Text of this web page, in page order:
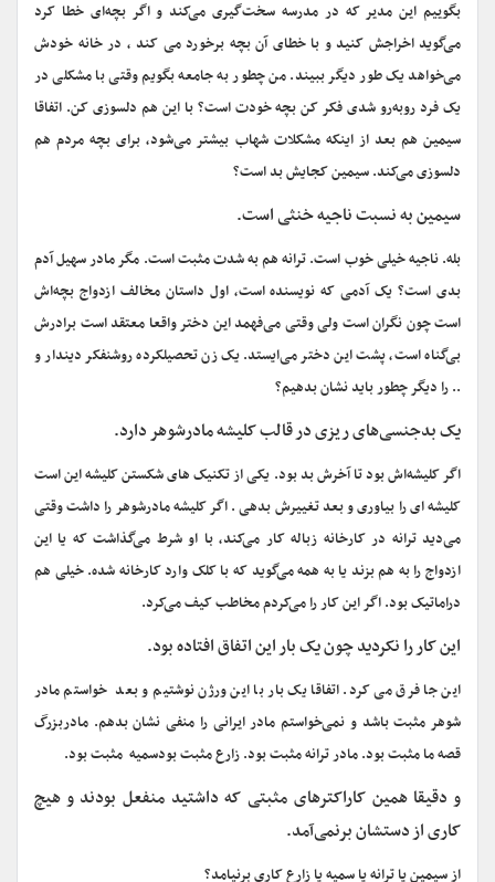
بگوییم این مدیر که در مدرسه سخت‌گیری می‌کند و اگر بچه‌ای خطا کرد
می‌گوید اخراجش کنید و با خطای آن بچه برخورد می کند ، در خانه خودش
می‌خواهد یک طور دیگر ببیند. من چطور به جامعه بگویم وقتی با مشکلی در
یک فرد روبه‌رو شدی فکر کن بچه خودت است؟ با این هم دلسوزی کن. اتفاقا
سیمین هم بعد از اینکه مشکلات شهاب بیشتر می‌شود، برای بچه مردم هم
دلسوزی می‌کند. سیمین کجایش بد است؟
سیمین به نسبت ناجیه خنثی است.
بله. ناجیه خیلی خوب است. ترانه هم به شدت مثبت است. مگر مادر سهیل آدم
بدی است؟ یک آدمی که نویسنده است، اول داستان مخالف ازدواج بچه‌اش
است چون نگران است ولی وقتی می‌فهمد این دختر واقعا معتقد است برادرش
بی‌گناه است، پشت این دختر می‌ایستد. یک زن تحصیلکرده روشنفکر دیندار و
.. را دیگر چطور باید نشان بدهیم؟
یک بدجنسی‌های ریزی در قالب کلیشه مادرشوهر دارد.
اگر کلیشه‌اش بود تا آخرش بد بود. یکی از تکنیک های شکستن کلیشه این است
کلیشه ای را بیاوری و بعد تغییرش بدهی . اگر کلیشه مادرشوهر را داشت وقتی
می‌دید ترانه در کارخانه زباله کار می‌کند، با او شرط می‌گذاشت که یا این
ازدواج را به هم بزند یا به همه می‌گوید که با کلک وارد کارخانه شده. خیلی هم
دراماتیک بود. اگر این کار را می‌کردم مخاطب کیف می‌کرد.
این کار را نکردید چون یک بار این اتفاق افتاده بود.
این جا فرق می کرد. اتفاقا یک بار با این ورژن نوشتیم و بعد خواستم مادر
شوهر مثبت باشد و نمی‌خواستم مادر ایرانی را منفی نشان بدهم. مادربزرگ
قصه ما مثبت بود. مادر ترانه مثبت بود. زارع مثبت بودسمیه مثبت بود.
و دقیقا همین کاراکترهای مثبتی که داشتید منفعل بودند و هیچ
کاری از دستشان برنمی‌آمد.
از سیمین یا ترانه یا سمیه یا زارع کاری برنیامد؟